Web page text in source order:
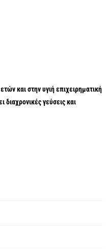
και στην υγιή επιχειρηματική
διαχρονικές γεύσεις και